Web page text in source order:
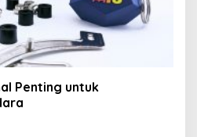
Penting untuk